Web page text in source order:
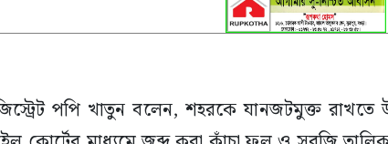
পপি খাতুন বলেন, শহরকে যানজটমুক্ত রাখতে